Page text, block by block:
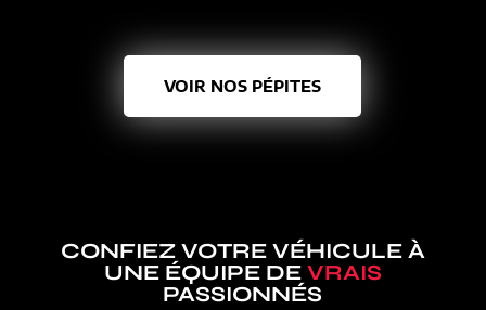
VOIR NOS PÉPITES
CONFIEZ VOTRE VÉHICULE À
UNE ÉQUIPE DE VRAIS
PASSIONNÉS